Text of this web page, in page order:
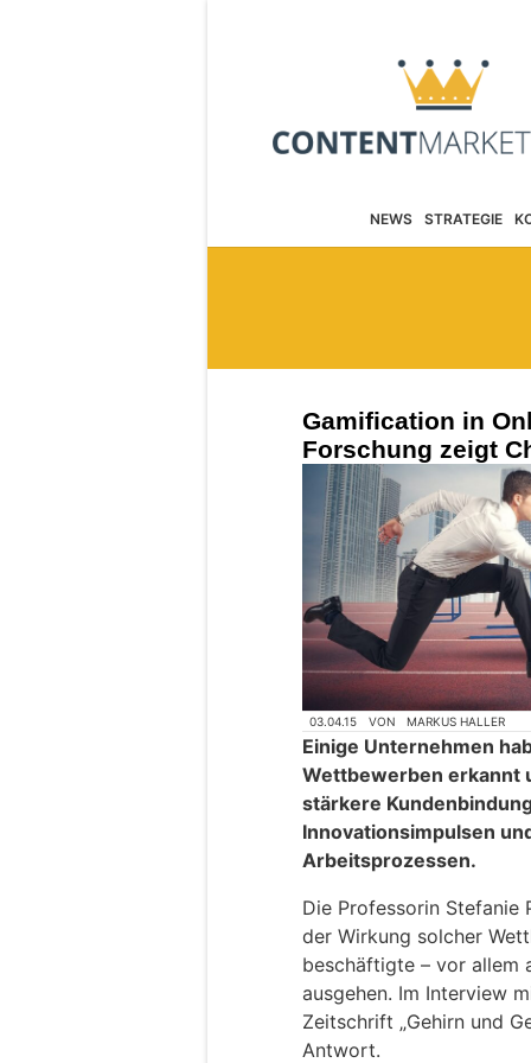
NEWS STRATEGIE
Gamification in
Forschung zeigt
03.04.15 VON MARKUS HALLER
Einige Unternehmen
Wettbewerben erkannt
stärkere
Innovationsimpulsen
Arbeitsprozessen.
Die Professorin Stefanie
der Wirkung solcher
beschäftigte – vor allem
ausgehen. Im Interview
Zeitschrift „Gehirn und
Antwort.